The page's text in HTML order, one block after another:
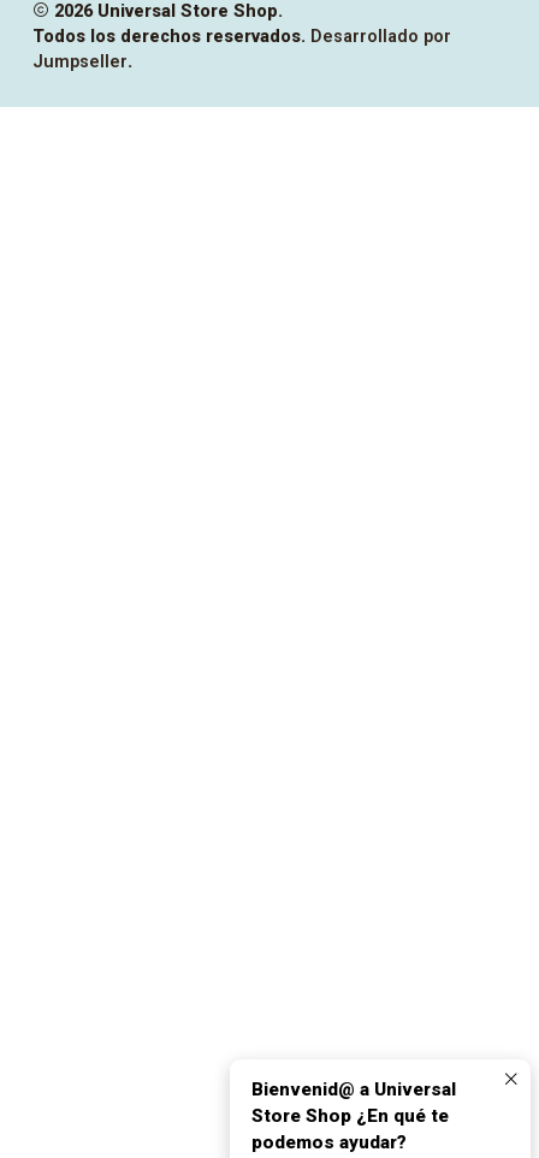
2026 Universal Store Shop.
Todos los derechos reservados. Desarrollado por
Jumpseller.
Bienvenid@ a Universal
Store Shop ¿En qué te
podemos ayudar?